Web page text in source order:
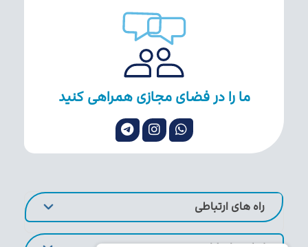
ما را در فضای مجازی همراهی کنید
راه های ارتباطی